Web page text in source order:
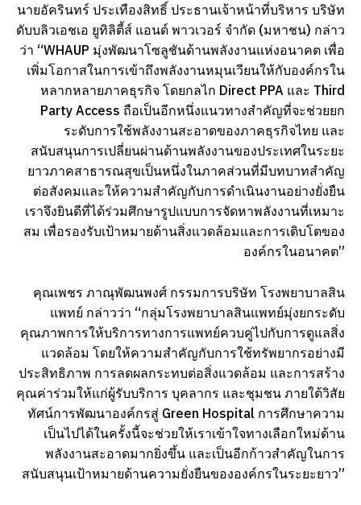
นายอัครินทร์ ประเทืองสิทธิ์ ประธานเจ้าหน้าที่บริหาร บริษัท
ดับบลิวเอชเอ ยูทิลิตี้ส์ แอนด์ พาวเวอร์ จำกัด (มหาชน) กล่าว
ว่า “WHAUP มุ่งพัฒนาโซลูชันด้านพลังงานแห่งอนาคต เพื่อ
เพิ่มโอกาสในการเข้าถึงพลังงานหมุนเวียนให้กับองค์กรใน
หลากหลายภาคธุรกิจ โดยกลไก Direct PPA และ Third
Party Access ถือเป็นอีกหนึ่งแนวทางสำคัญที่จะช่วยยก
ระดับการใช้พลังงานสะอาดของภาคธุรกิจไทย และ
สนับสนุนการเปลี่ยนผ่านด้านพลังงานของประเทศในระยะ
ยาวภาคสาธารณสุขเป็นหนึ่งในภาคส่วนที่มีบทบาทสำคัญ
ต่อสังคมและให้ความสำคัญกับการดำเนินงานอย่างยั่งยืน
เราจึงยินดีที่ได้ร่วมศึกษารูปแบบการจัดหาพลังงานที่เหมาะ
สม เพื่อรองรับเป้าหมายด้านสิ่งแวดล้อมและการเติบโตของ
องค์กรในอนาคต”
คุณเพชร ภาณุพัฒนพงศ์ กรรมการบริษัท โรงพยาบาลสิน
แพทย์ กล่าวว่า “กลุ่มโรงพยาบาลสินแพทย์มุ่งยกระดับ
คุณภาพการให้บริการทางการแพทย์ควบคู่ไปกับการดูแลสิ่ง
แวดล้อม โดยให้ความสำคัญกับการใช้ทรัพยากรอย่างมี
ประสิทธิภาพ การลดผลกระทบต่อสิ่งแวดล้อม และการสร้าง
คุณค่าร่วมให้แก่ผู้รับบริการ บุคลากร และชุมชน ภายใต้วิสัย
ทัศน์การพัฒนาองค์กรสู่ Green Hospital การศึกษาความ
เป็นไปได้ในครั้งนี้จะช่วยให้เราเข้าใจทางเลือกใหม่ด้าน
พลังงานสะอาดมากยิ่งขึ้น และเป็นอีกก้าวสำคัญในการ
สนับสนุนเป้าหมายด้านความยั่งยืนขององค์กรในระยะยาว”